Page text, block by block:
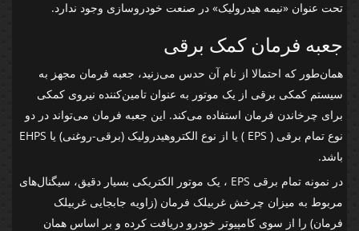
تحت عنوان «نیمه هیدرولیک» در صنعت خودروسازی وجود ندارد.
جعبه فرمان کمک برقی
همان‌طور که احتمالا از نام آن حدس می‌زنید، جعبه فرمان مجهز به
سیستم کمکی برقی از یک موتور به عنوان تامین‌کننده نیروی کمکی
برای چرخاندن فرمان استفاده می‌کند. این جعبه فرمان می‌تواند در دو
نوع تمام برقی ( EPS ) یا از نوع الکتروهیدرولیک (برقی-روغنی) یا EHPS
باشد.
در نمونه تمام برقی EPS ، یک موتور الکتریکی بسیار دقیق، سیگنال‌های
مربوط به میزان چرخش غربیلک فرمان (زاویه جابجایی غربیلک
فرمان) را از سوی کامپیوتر خودرو دریافت کرده و بر اساس همان